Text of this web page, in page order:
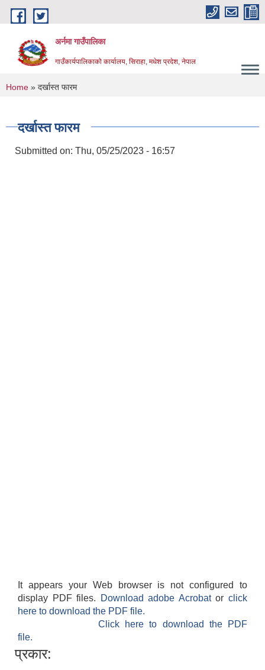
Skip to main content
अर्नमा गाउँपालिका
गाउँकार्यपालिकाको कार्यालय, सिराहा, मधेश प्रदेश, नेपाल
You are here
Home » दर्खास्त फारम
दर्खास्त फारम
Submitted on: Thu, 05/25/2023 - 16:57
It appears your Web browser is not configured to
display PDF files.
Download adobe Acrobatorclick
here to download the PDF file.
Click here to download the PDF
file.
प्रकार: